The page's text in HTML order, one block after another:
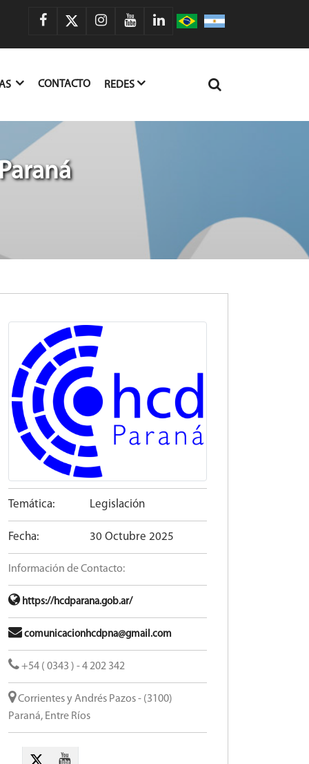
CONTACTO REDES
Temática: Legislación
Fecha: 30 Octubre 2025
Información de Contacto:
https://hcdparana.gob.ar/
comunicacionhcdpna@gmail.com
+54 ( 0343 ) - 4 202 342
Corrientes y Andrés Pazos - (3100)
Paraná, Entre Ríos